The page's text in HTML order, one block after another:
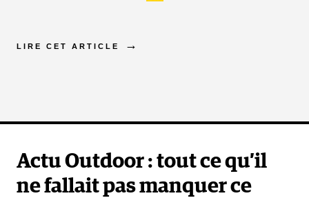
LIRE CET ARTICLE
Actu Outdoor : tout ce qu’il
ne fallait pas manquer ce